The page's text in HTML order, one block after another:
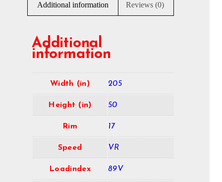
Additional information Reviews (0)
Additional
information
Width (in) 205
Height (in) 50
Rim 17
Speed VR
Loadindex 89V